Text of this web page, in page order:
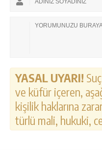
YASAL UYARI!
ve küfür içeren,
kişilik haklarına
türlü mali, hukuki,